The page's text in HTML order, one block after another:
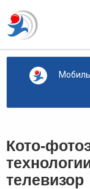
Кото-
телевизор